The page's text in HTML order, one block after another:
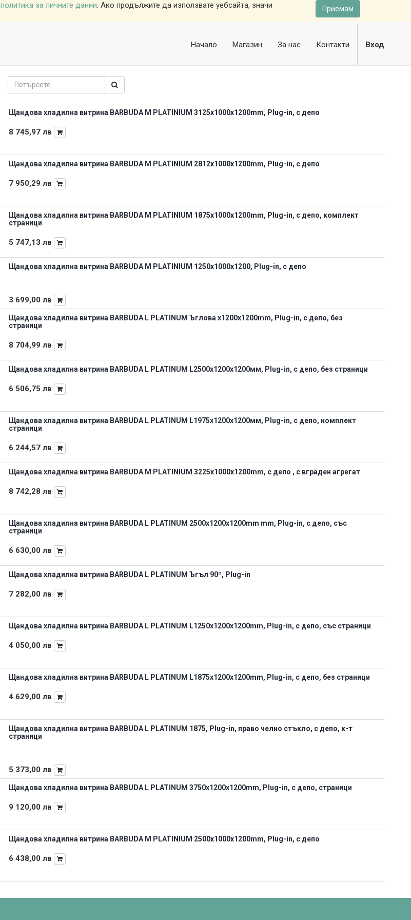
политика за личните данни. Ако продължите да използвате уебсайта, значи
Приемам
Начало Магазин За нас Контакти Вход
Щандова хладилна витрина BARBUDA M PLATINIUM 3125х1000х1200mm, Plug-in, с депо
8 745,97лв
Щандова хладилна витрина BARBUDA M PLATINIUM 2812х1000х1200mm, Plug-in, с депо
7 950,29 лв
Щандова хладилна витрина BARBUDA M PLATINIUM 1875х1000х1200mm, Plug-in, с депо, комплект
страници
5 747,13 лв
Щандова хладилна витрина BARBUDA M PLATINIUM 1250х1000х1200, Plug-in, с депо
3 699,00 лв
Щандова хладилна витрина BARBUDA L PLATINUM Ъглова х1200х1200mm, Plug-in, с депо, без
страници
8 704,99 лв
Щандова хладилна витрина BARBUDA L PLATINUM L2500х1200х1200мм, Plug-in, с депо, без страници
6 506,75 лв
Щандова хладилна витрина BARBUDA L PLATINUM L1975х1200х1200мм, Plug-in, с депо, комплект
страници
6 244,57лв
Щандова хладилна витрина BARBUDA M PLATINIUM 3225х1000х1200mm, с депо , с вграден агрегат
8 742,28 лв
Щандова хладилна витрина BARBUDA L PLATINUM 2500x1200x1200mm mm, Plug-in, с депо, със
страници
6 630,00 лв
Щандова хладилна витрина BARBUDA L PLATINUM Ъгъл 90º, Plug-in
7 282,00 лв
Щандова хладилна витрина BARBUDA L PLATINUM L1250х1200х1200mm, Plug-in, с депо, със страници
4 050,00 лв
Щандова хладилна витрина BARBUDA L PLATINUM L1875х1200х1200mm, Plug-in, с депо, без страници
4 629,00 лв
Щандова хладилна витрина BARBUDA L PLATINUM 1875, Plug-in, право челно стъкло, с депо, к-т
страници
5 373,00 лв
Щандова хладилна витрина BARBUDA L PLATINUM 3750х1200х1200mm, Plug-in, с депо, страници
9 120,00 лв
Щандова хладилна витрина BARBUDA M PLATINIUM 2500х1000х1200mm, Plug-in, с депо
6 438,00 лв